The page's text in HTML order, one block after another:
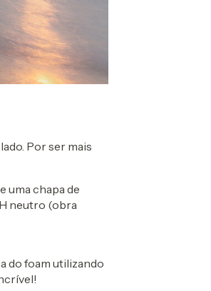
Por ser mais
uma chapa de
neutro (obra
do foam utilizando